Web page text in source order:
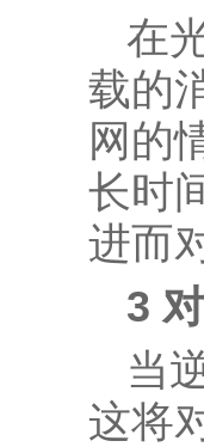
在
载的
网的
长时
进而
3
当
这将